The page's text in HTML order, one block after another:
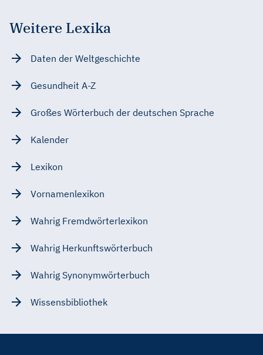
Weitere Lexika
Daten der Weltgeschichte
Gesundheit A-Z
Großes Wörterbuch der deutschen Sprache
Kalender
Lexikon
Vornamenlexikon
Wahrig Fremdwörterlexikon
Wahrig Herkunftswörterbuch
Wahrig Synonymwörterbuch
Wissensbibliothek